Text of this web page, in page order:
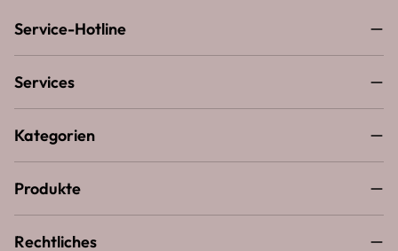
Service-Hotline
Services
Kategorien
Produkte
Rechtliches